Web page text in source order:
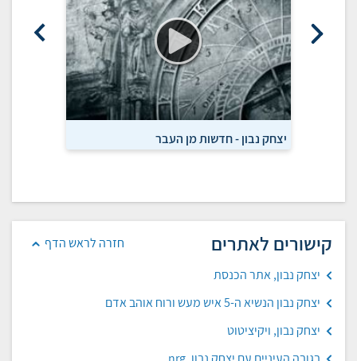
יצחק נבון - חדשות מן העבר
חזרה לראש הדף קישורים לאתרים
יצחק נבון, אתר הכנסת
יצחק נבון הנשיא ה-5 איש מעש ורוח אוהב אדם
יצחק נבון, ויקיציטוט